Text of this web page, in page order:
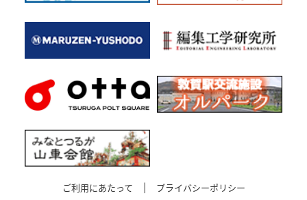
ご利用にあたって
プライバシーポリシー